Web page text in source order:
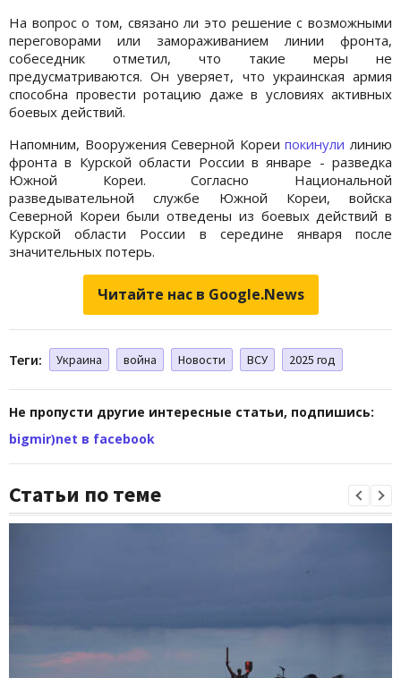
На вопрос о том, связано ли это решение с возможными
переговорами или замораживанием линии фронта,
собеседник отметил, что такие меры не
предусматриваются. Он уверяет, что украинская армия
способна провести ротацию даже в условиях активных
боевых действий.
Напомним, Вооружения Северной Кореипокинули линию
фронта в Курской области России в январе - разведка
Южной Кореи. Согласно Национальной
разведывательной службе Южной Кореи, войска
Северной Кореи были отведены из боевых действий в
Курской области России в середине января после
значительных потерь.
Читайте нас в Google.News
Теги: Украина война Новости ВСУ 2025 год
Не пропусти другие интересные статьи, подпишись:
bigmir)net в facebook
Статьи по теме